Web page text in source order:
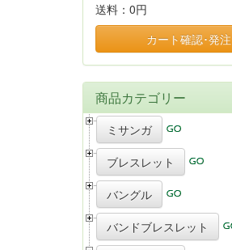
送料： 0円
カート確認･発注
商品カテゴリー
ミサンガ
ブレスレット
バングル
バンドブレスレット